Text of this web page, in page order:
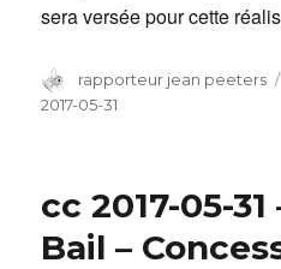
sera versée pour cette
Auteur
rapporteur jean peeters
2017-05-31
cc 2017-05-
Bail –